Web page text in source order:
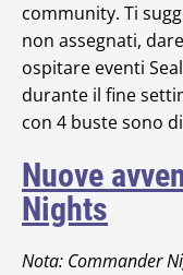
community. Ti
non assegnati,
ospitare eventi
durante il fine
con 4 buste sono
Nuove
Nights
Nota: Commander